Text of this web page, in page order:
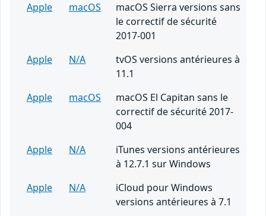
Apple
macOS
macOS Sierra versions sans
le correctif de sécurité
2017-001
Apple
N/A
tvOS versions antérieures à
11.1
Apple
macOS
macOS El Capitan sans le
correctif de sécurité 2017-
004
Apple
N/A
iTunes versions antérieures
à 12.7.1 sur Windows
Apple
N/A
iCloud pour Windows
versions antérieures à 7.1